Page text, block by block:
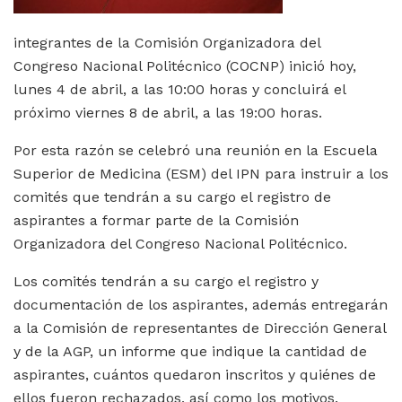
integrantes de la Comisión Organizadora del
Congreso Nacional Politécnico (COCNP) inició hoy,
lunes 4 de abril, a las 10:00 horas y concluirá el
próximo viernes 8 de abril, a las 19:00 horas.
Por esta razón se celebró una reunión en la Escuela
Superior de Medicina (ESM) del IPN para instruir a los
comités que tendrán a su cargo el registro de
aspirantes a formar parte de la Comisión
Organizadora del Congreso Nacional Politécnico.
Los comités tendrán a su cargo el registro y
documentación de los aspirantes, además entregarán
a la Comisión de representantes de Dirección General
y de la AGP, un informe que indique la cantidad de
aspirantes, cuántos quedaron inscritos y quiénes de
ellos fueron rechazados, así como los motivos.